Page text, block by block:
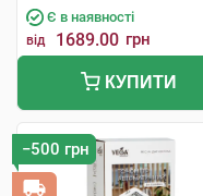
Є в наявності
від 1689.00 грн
КУПИТИ
−500 грн